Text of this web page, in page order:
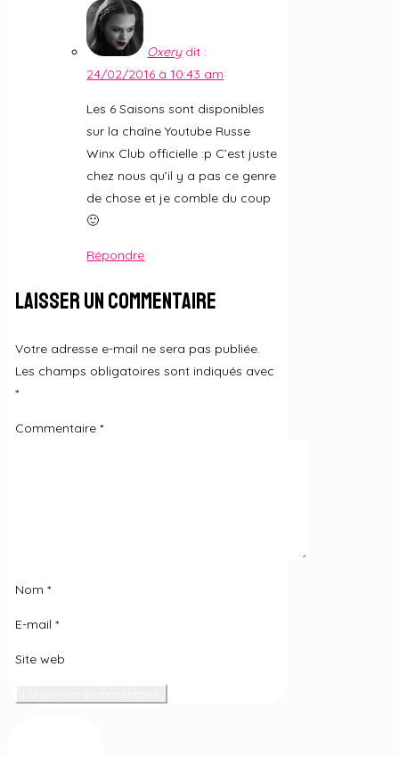
Oxery dit :
24/02/2016 à 10:43 am
Les 6 Saisons sont disponibles
sur la chaîne Youtube Russe
Winx Club officielle :p C’est juste
chez nous qu’il y a pas ce genre
de chose et je comble du coup
🙂
Répondre
Laisser un commentaire
Votre adresse e-mail ne sera pas publiée.
Les champs obligatoires sont indiqués avec
*
Commentaire*
Nom*
E-mail*
Site web